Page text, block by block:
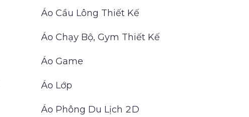
Áo Cầu Lông Thiết Kế
Áo Chạy Bộ, Gym Thiết Kế
Áo Game
Áo Lớp
Áo Phông Du Lịch 2D